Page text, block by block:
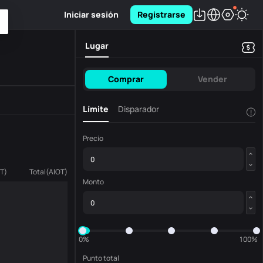
Iniciar sesión Registrarse
) Total(AIOT)
Lugar
Comprar Vender
Límite Disparador !
Precio
Monto
0%
100%
Punto total